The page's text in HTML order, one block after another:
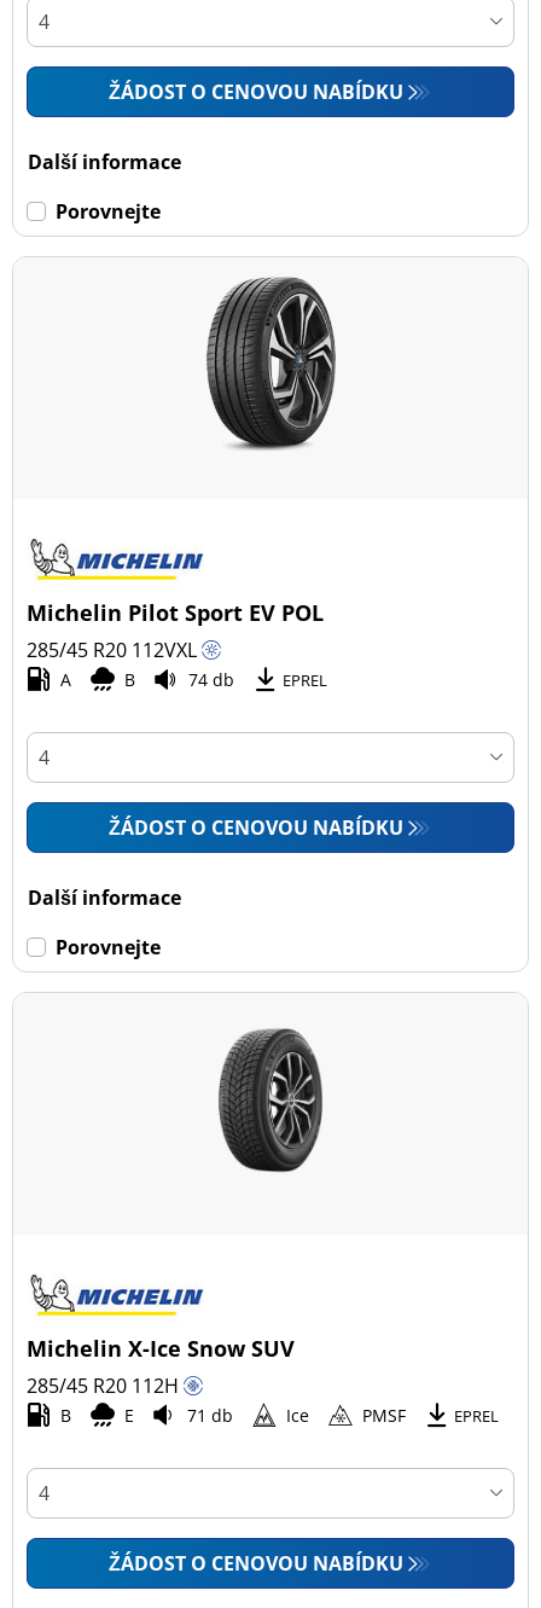
ŽÁDOST O CENOVOU NABÍDKU
Další informace
Porovnejte
Michelin Pilot Sport EV POL
285/45 R20 112VXL
A B 74 db EPREL
ŽÁDOST O CENOVOU NABÍDKU
Další informace
Porovnejte
Michelin X-Ice Snow SUV
285/45 R20 112H
B E 71 db Ice PMSF EPREL
ŽÁDOST O CENOVOU NABÍDKU